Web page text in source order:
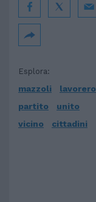
Esplora:
mazzoli
lavorero
partito
unito
vicino
cittadini